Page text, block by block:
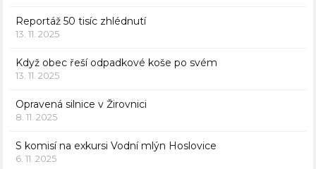
Reportáž 50 tisíc zhlédnutí
13. 11. 2025
Když obec řeší odpadkové koše po svém
13. 11. 2025
Opravená silnice v Žirovnici
8. 11. 2025
S komisí na exkursi Vodní mlýn Hoslovice
6. 11. 2025